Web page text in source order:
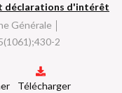
déclarations d'intérêt
Générale
2
Télécharger